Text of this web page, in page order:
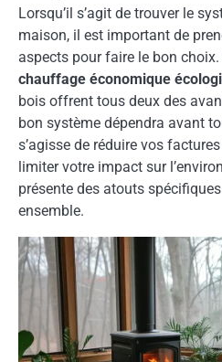
Lorsqu’il s’agit de trouver le
maison, il est important de
aspects pour faire le bon
chauffage économique
bois offrent tous deux des
bon système dépendra avant
s’agisse de réduire vos
limiter votre impact sur
présente des atouts
ensemble.